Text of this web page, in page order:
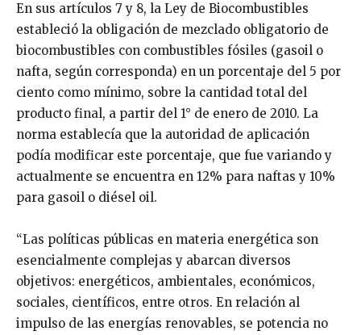
En sus artículos 7 y 8, la Ley de Biocombustibles
estableció la obligación de mezclado obligatorio de
biocombustibles con combustibles fósiles (gasoil o
nafta, según corresponda) en un porcentaje del 5 por
ciento como mínimo, sobre la cantidad total del
producto final, a partir del 1° de enero de 2010. La
norma establecía que la autoridad de aplicación
podía modificar este porcentaje, que fue variando y
actualmente se encuentra en 12% para naftas y 10%
para gasoil o diésel oil.
“Las políticas públicas en materia energética son
esencialmente complejas y abarcan diversos
objetivos: energéticos, ambientales, económicos,
sociales, científicos, entre otros. En relación al
impulso de las energías renovables, se potencia no